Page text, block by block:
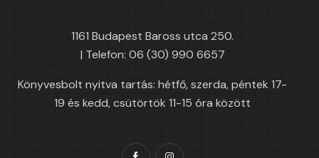
1161 Budapest Baross utca 250.
| Telefon: 06 (30) 990 6657
Könyvesbolt nyitva tartás: hétfő, szerda, péntek 17-
19 és kedd, csütörtök 11-15 óra között